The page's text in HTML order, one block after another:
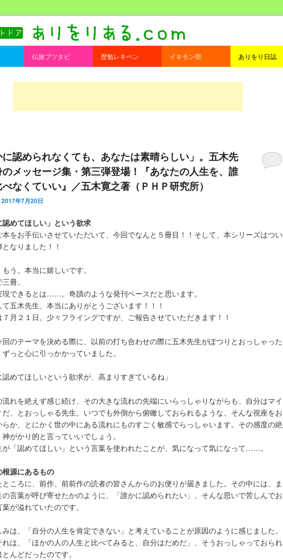
りをりある.com
を持ってそとへ出よう。
content
content
仏旅ブツタビ 歴勉レキベン イキモン部 ありをり日誌
に認められなくても、あなたは素晴らしい」。五木先
メッセージ集・第三弾登場！『あなたの人生を、誰
なくていい』／五木寛之著（ＰＨＰ研究所）
2017年7月20日
認めてほしい」という欲求
本をお手伝いさせていただいて、今回でなんと５冊目！！そして、本シリーズはつい
なりました！！
う。本当に嬉しいです。
冊。
現できるとは……。奇蹟のような発刊ペースだと思います。
五木先生、本当にありがとうございます！！！
月２１日。少々フライングですが、ご報告させていただきます！！
回のテーマを決める際に、以前の打ち合わせの際に五木先生がぽつりとおっしゃった
っと心に引っかかっていました。
認めてほしいという欲求が、高まりすぎているね」
流れを絶えず感じ続け、その大きな流れの先端にいらっしゃりながらも、自分はマイ
だ、とおっしゃる先生。いつでも外側から俯瞰しておられるような、そんな視座をお
らか、とにかく世の中にある流れにものすごく敏感でらっしゃいます。その感度の絶
がかり的と言っていいでしょう。
が「認めてほしい」という言葉を使われたことが、気になって気になって……。
根源にあるもの
ところに、前作、前前作の読者の皆さんからのお便りが届きました。その中には、ま
の言葉が呼び寄せたかのように、「誰かに認められたい」、そんな思いで苦しんでお
が溢れていたのです。
みは、「自分の人生を肯定できない」と考えていることが原因のように感じました。
れは、「ほかの人の人生と比べてみると、自分はだめだ」、そうおっしゃっておられ
んどだったのです。